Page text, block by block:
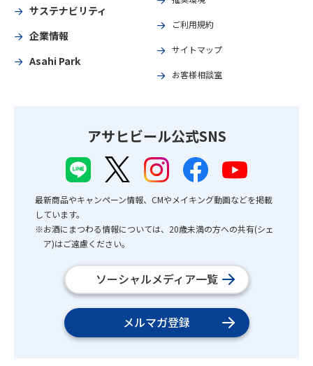
サステナビリティ
企業情報
Asahi Park
ご利用規約
サイトマップ
お客様相談室
アサヒビール公式SNS
最新商品やキャンペーン情報、CMやメイキング動画などを掲載
しています。
※お酒にまつわる情報については、20歳未満の方への共有(シェ
ア)はご遠慮ください。
ソーシャルメディア一覧
メルマガ登録